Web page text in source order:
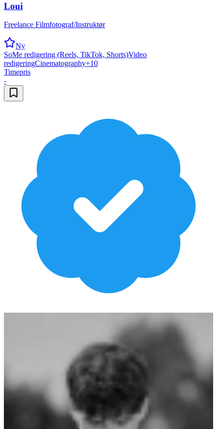
Loui
Freelance Filmfotograf/Instruktør
Ny
SoMe redigering (Reels, TikTok, Shorts)Video
redigeringCinematography+10
Timepris
-